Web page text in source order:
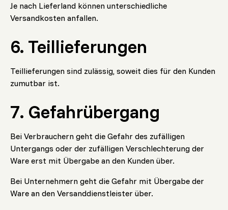
Je nach Lieferland können unterschiedliche
Versandkosten anfallen.
6. Teillieferungen
Teillieferungen sind zulässig, soweit dies für den Kunden
zumutbar ist.
7. Gefahrübergang
Bei Verbrauchern geht die Gefahr des zufälligen
Untergangs oder der zufälligen Verschlechterung der
Ware erst mit Übergabe an den Kunden über.
Bei Unternehmern geht die Gefahr mit Übergabe der
Ware an den Versanddienstleister über.